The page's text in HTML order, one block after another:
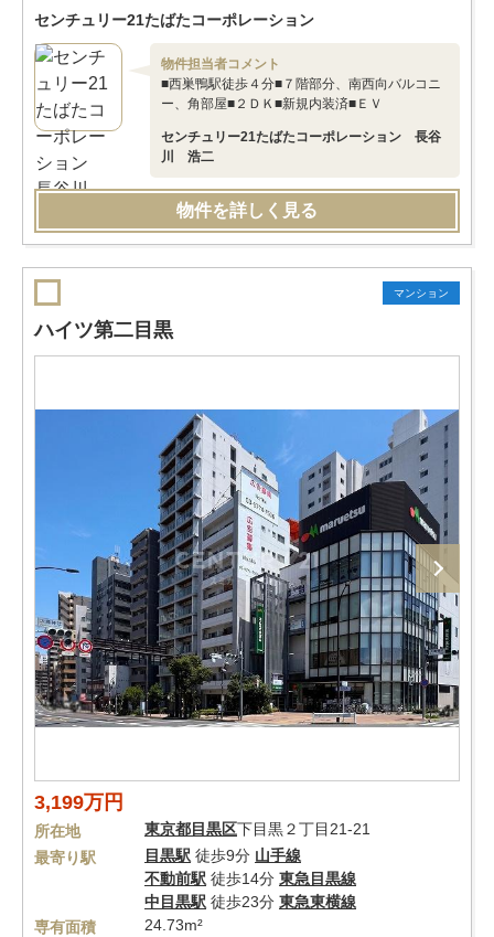
センチュリー21たばたコーポレーション
物件担当者コメント
■西巣鴨駅徒歩４分■７階部分、南西向バルコニ
ー、角部屋■２ＤＫ■新規内装済■ＥＶ
センチュリー21たばたコーポレーション 長谷
川 浩二
物件を詳しく見る
マンション
ハイツ第二目黒
3,199万円
所在地 東京都目黒区下目黒２丁目21-21
最寄り駅
目黒駅 徒歩9分 山手線
不動前駅 徒歩14分 東急目黒線
中目黒駅 徒歩23分 東急東横線
専有面積
24.73m²